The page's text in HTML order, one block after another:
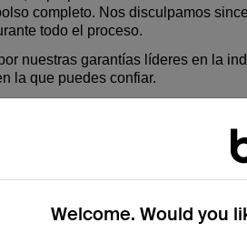
Welcome. Would you
completo. Nos disculpamos
todo el proceso.
nuestras garantías líderes en la
la que puedes confiar.
Pro para Apple Watch +
BoostCharge USB-C PD Power Bank